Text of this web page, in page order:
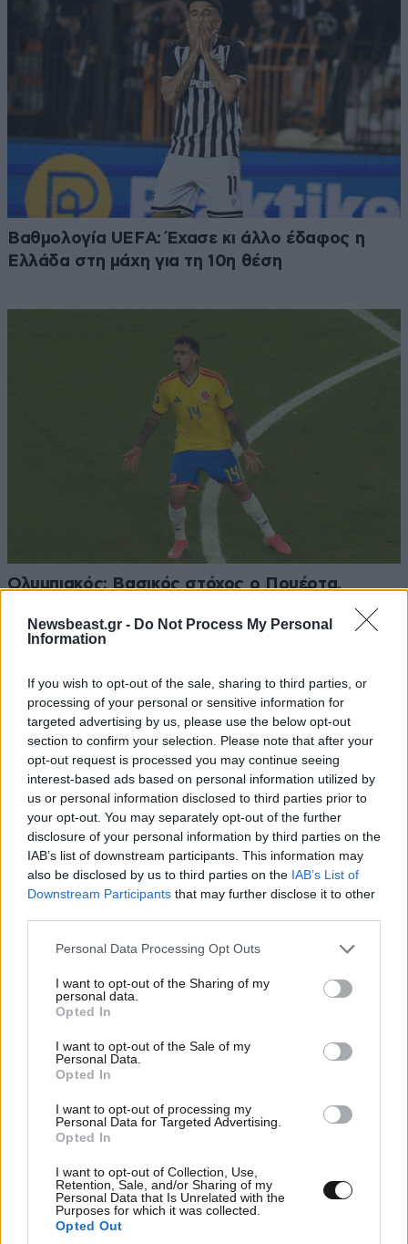
Newsbeast.gr - Do Not Process My Personal
Information
If you wish to opt-out of the sale, sharing to third parties, or
processing of your personal or sensitive information for
targeted advertising by us, please use the below opt-out
section to confirm your selection. Please note that after your
opt-out request is processed you may continue seeing
interest-based ads based on personal information utilized by
us or personal information disclosed to third parties prior to
your opt-out. You may separately opt-out of the further
disclosure of your personal information by third parties on the
IAB’s list of downstream participants. This information may
also be disclosed by us to third parties on the IAB’s List of
Downstream Participants that may further disclose it to other
Please note that this website/app uses one or more Google
not limited to your visit or usage behaviour. You may click to
grant or deny consent to Google and its third-party tags to
use your data for below specified purposes in below Google
consent section.
Personal Data Processing Opt Outs
I want to opt-out of the Sharing of my
personal data.
Opted In
I want to opt-out of the Sale of my
Personal Data.
Opted In
I want to opt-out of processing my
Personal Data for Targeted Advertising.
Opted In
I want to opt-out of Collection, Use,
Retention, Sale, and/or Sharing of my
Personal Data that Is Unrelated with the
Purposes for which it was collected.
Opted Out
Βαθμολογία UEFA: Έχασε κι άλλο έδαφος η
Ελλάδα στη μάχη για τη 10η θέση
Ολυμπιακός: Βασικός στόχος ο Πουέρτα,
συνεχίζονται οι συζητήσεις με τη Σανταντέρ